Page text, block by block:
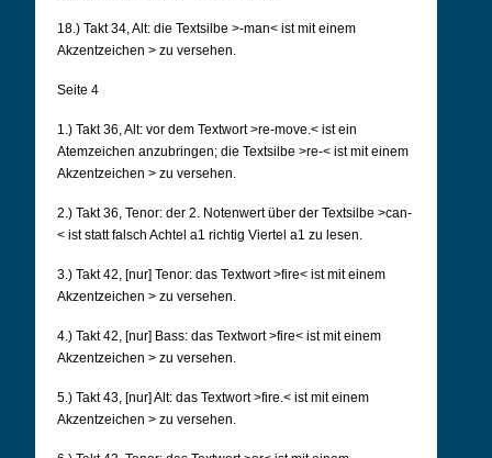
18.) Takt 34, Alt: die Textsilbe >-man< ist mit einem
Akzentzeichen > zu versehen.
Seite 4
1.) Takt 36, Alt: vor dem Textwort >re-move.< ist ein
Atemzeichen anzubringen; die Textsilbe >re-< ist mit einem
Akzentzeichen > zu versehen.
2.) Takt 36, Tenor: der 2. Notenwert über der Textsilbe >can-
< ist statt falsch Achtel a1 richtig Viertel a1 zu lesen.
3.) Takt 42, [nur] Tenor: das Textwort >fire< ist mit einem
Akzentzeichen > zu versehen.
4.) Takt 42, [nur] Bass: das Textwort >fire< ist mit einem
Akzentzeichen > zu versehen.
5.) Takt 43, [nur] Alt: das Textwort >fire.< ist mit einem
Akzentzeichen > zu versehen.